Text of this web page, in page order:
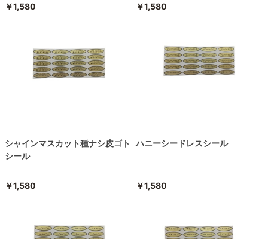
￥1,580 ￥1,580
シャインマスカット種ナシ皮ゴト
シール
￥1,580
ハニーシードレスシール
￥1,580